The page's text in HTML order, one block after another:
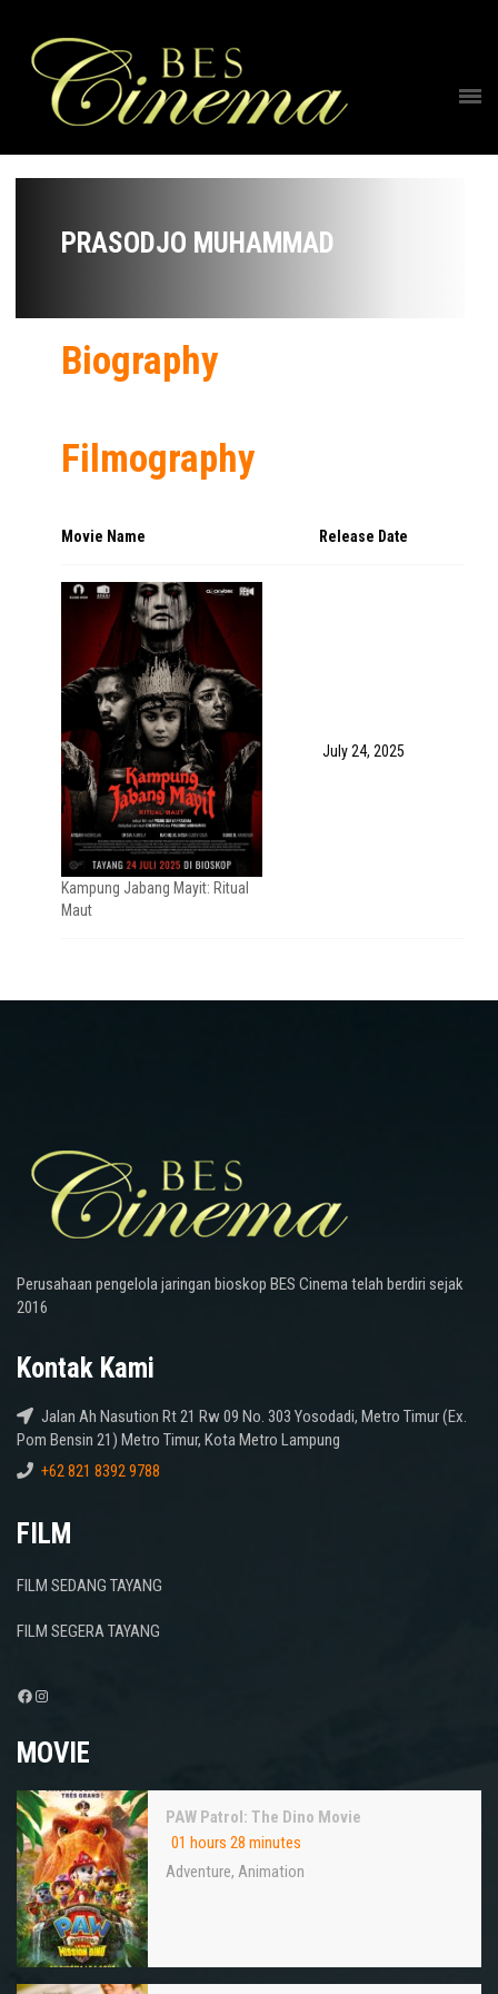
PRASODJO MUHAMMAD
Biography
Filmography
Movie Name Release Date
Kampung Jabang Mayit: Ritual
Maut
July 24, 2025
Perusahaan pengelola jaringan bioskop BES Cinema telah berdiri sejak
2016
Kontak Kami
Jalan Ah Nasution Rt 21 Rw 09 No. 303 Yosodadi, Metro Timur (Ex.
Pom Bensin 21) Metro Timur, Kota Metro Lampung
+62 821 8392 9788
FILM
FILM SEDANG TAYANG
FILM SEGERA TAYANG
Facebook
Instagram
MOVIE
PAW Patrol: The Dino Movie
01 hours 28 minutes
Adventure, Animation